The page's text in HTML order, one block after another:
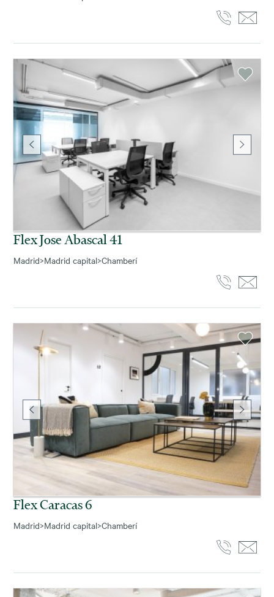
Flex Jose Abascal 41
Madrid>Madrid capital>Chamberí
Flex Caracas 6
Madrid>Madrid capital>Chamberí